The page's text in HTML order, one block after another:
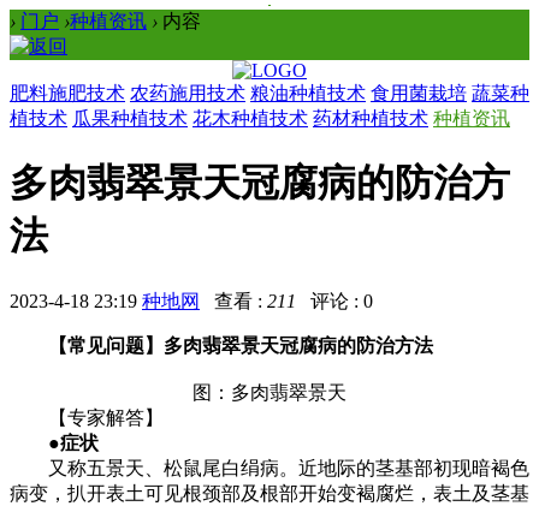
› 门户 ›种植资讯 › 内容
肥料施肥技术 农药施用技术 粮油种植技术 食用菌栽培 蔬菜种
植技术 瓜果种植技术 花木种植技术 药材种植技术 种植资讯
多肉翡翠景天冠腐病的防治方
法
2023-4-18 23:19 种地网 查看 : 211 评论 : 0
【常见问题】多肉翡翠景天冠腐病的防治方法
图：多肉翡翠景天
【专家解答】
●症状
又称五景天、松鼠尾白绢病。近地际的茎基部初现暗褐色
病变，扒开表土可见根颈部及根部开始变褐腐烂，表土及茎基